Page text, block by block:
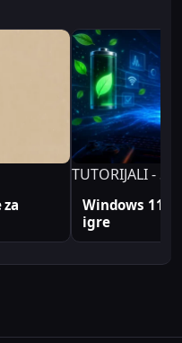
amie, što mu
predstavi jasno i
analize i konfiguracije
su na realnim
TUTORIJALI -
Windows 11
igre